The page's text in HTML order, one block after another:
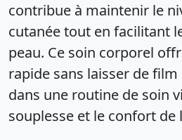
contribue à maintenir le
cutanée tout en facilitant
peau. Ce soin corporel
rapide sans laisser de film
dans une routine de soin
souplesse et le confort de